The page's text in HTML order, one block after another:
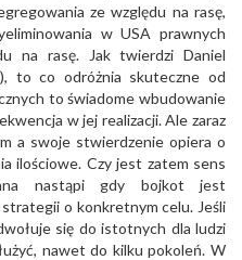
ze względu na rasę,
w USA prawnych
na rasę. Jak twierdzi Daniel
to co odróżnia skuteczne od
to świadome wbudowanie
w jej realizacji. Ale zaraz
a swoje stwierdzenie opiera o
ilościowe. Czy jest zatem sens
nastąpi gdy bojkot jest
o konkretnym celu. Jeśli
się do istotnych dla ludzi
nawet do kilku pokoleń. W